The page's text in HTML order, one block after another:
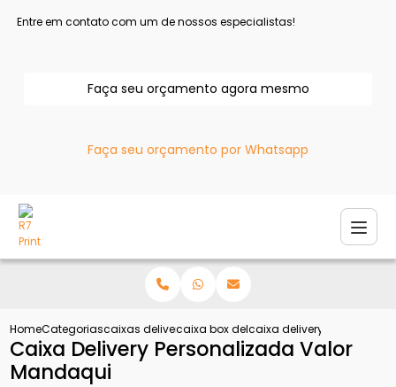
Entre em contato com um de nossos especialistas!
Faça seu orçamento agora mesmo
Faça seu orçamento por Whatsapp
HomeCategoriascaixas deliverycaixa box deliverycaixa delivery
Caixa Delivery Personalizada Valor
Mandaqui